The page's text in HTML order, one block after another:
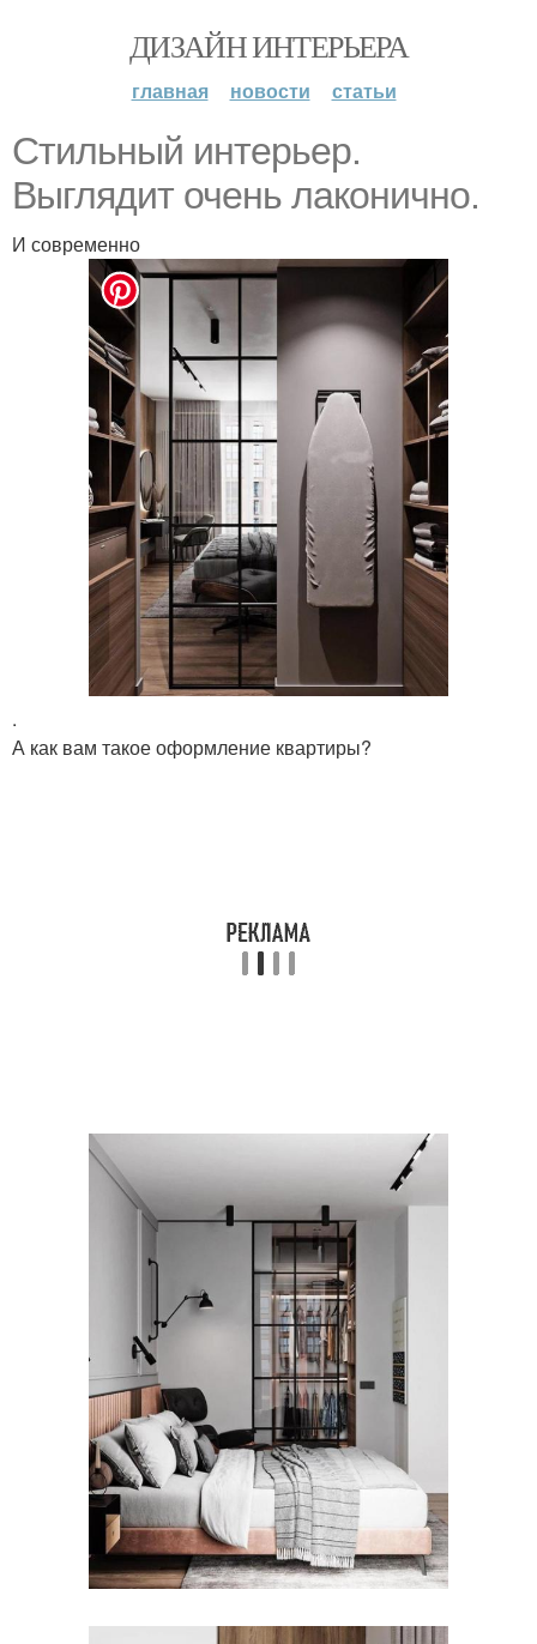
ДИЗАЙН ИНТЕРЬЕРА
главная новости статьи
Стильный интерьер.
Выглядит очень лаконично.
И современно
.
А как вам такое оформление квартиры?